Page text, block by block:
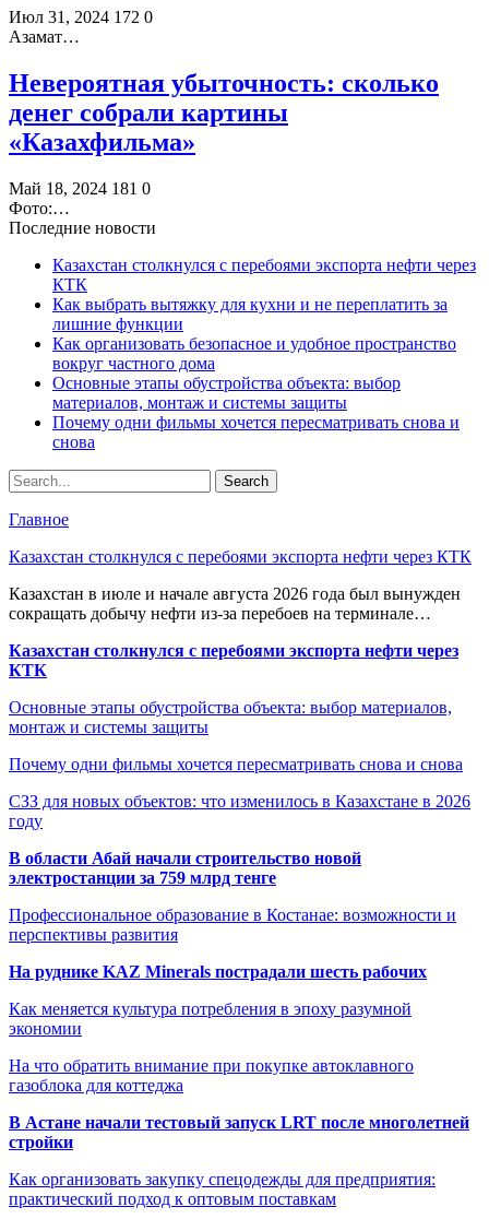
Июл 31, 2024 172 0
Азамат…
Невероятная убыточность: сколько
денег собрали картины
«Казахфильма»
Май 18, 2024 181 0
Фото:…
Последние новости
Казахстан столкнулся с перебоями экспорта нефти через
КТК
Как выбрать вытяжку для кухни и не переплатить за
лишние функции
Как организовать безопасное и удобное пространство
вокруг частного дома
Основные этапы обустройства объекта: выбор
материалов, монтаж и системы защиты
Почему одни фильмы хочется пересматривать снова и
снова
Главное
Казахстан столкнулся с перебоями экспорта нефти через КТК
Казахстан в июле и начале августа 2026 года был вынужден
сокращать добычу нефти из-за перебоев на терминале…
Казахстан столкнулся с перебоями экспорта нефти через
КТК
Основные этапы обустройства объекта: выбор материалов,
монтаж и системы защиты
Почему одни фильмы хочется пересматривать снова и снова
СЗЗ для новых объектов: что изменилось в Казахстане в 2026
году
В области Абай начали строительство новой
электростанции за 759 млрд тенге
Профессиональное образование в Костанае: возможности и
перспективы развития
На руднике KAZ Minerals пострадали шесть рабочих
Как меняется культура потребления в эпоху разумной
экономии
На что обратить внимание при покупке автоклавного
газоблока для коттеджа
В Астане начали тестовый запуск LRT после многолетней
стройки
Как организовать закупку спецодежды для предприятия:
практический подход к оптовым поставкам